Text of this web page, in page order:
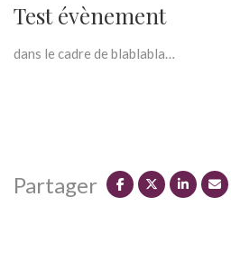
Test évènement
dans le cadre de blablabla…
Partager